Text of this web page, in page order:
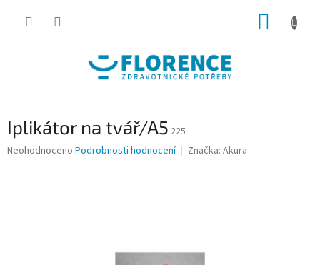
Iplikátor na tvář/A5 225
Průměrné
Neohodnoceno Podrobnosti hodnocení Značka: Akura